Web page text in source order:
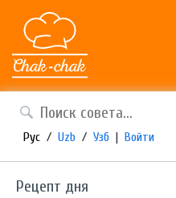
Рус / Uzb / Узб | Войти
Рецепт дня